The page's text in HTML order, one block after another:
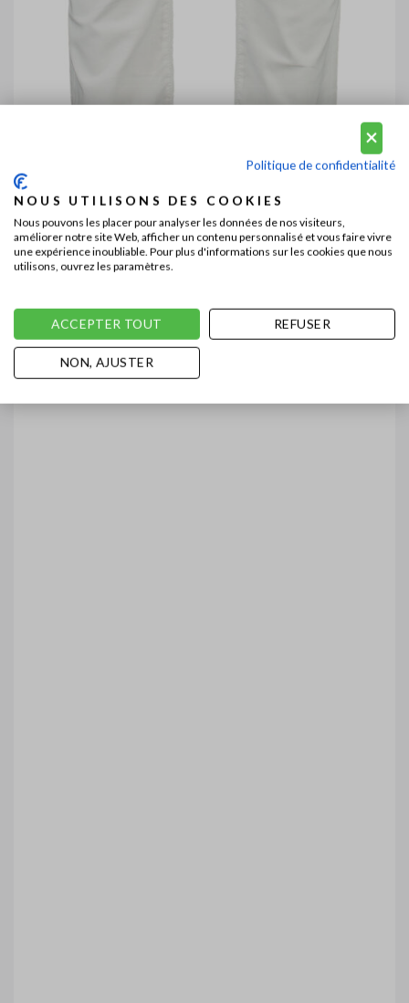
Politique de confidentialité
NOUS UTILISONS DES COOKIES
Nous pouvons les placer pour analyser les données de nos visiteurs,
améliorer notre site Web, afficher un contenu personnalisé et vous faire vivre
une expérience inoubliable. Pour plus d'informations sur les cookies que nous
utilisons, ouvrez les paramètres.
ACCEPTER TOUT REFUSER
NON, AJUSTER